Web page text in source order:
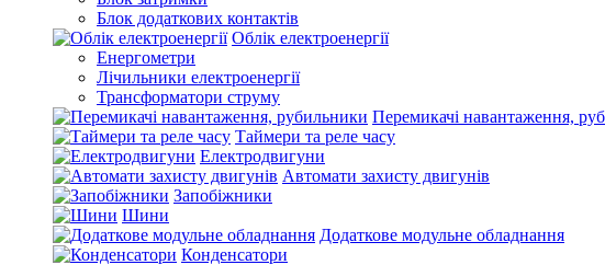
Блок додаткових контактів
Облік електроенергії
Енергометри
Лічильники електроенергії
Трансформатори струму
Перемикачі навантаження,
Таймери та реле часу
Електродвигуни
Автомати захисту двигунів
Запобіжники
Шини
Додаткове модульне обладнання
Конденсатори